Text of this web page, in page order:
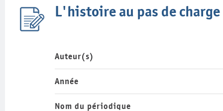
L'histoire au pas de
Auteur(s)
Année
Nom du périodique